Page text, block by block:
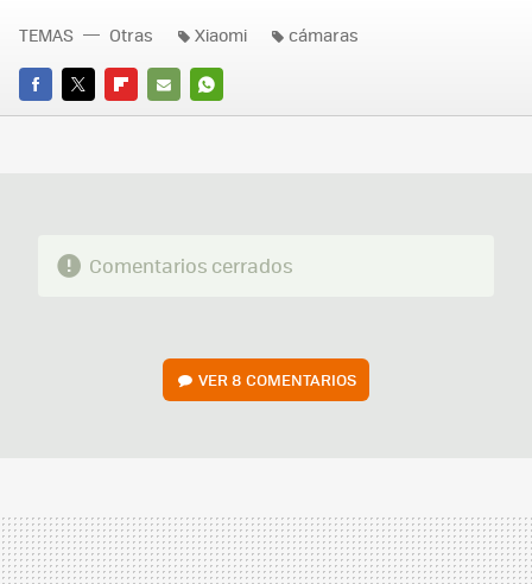
FACEBOOK
TWITTERFLIPBOARD
E-
WHATSAPP
TEMAS Otras Xiaomi cámaras
Comentarios cerrados
VER8 COMENTARIOS